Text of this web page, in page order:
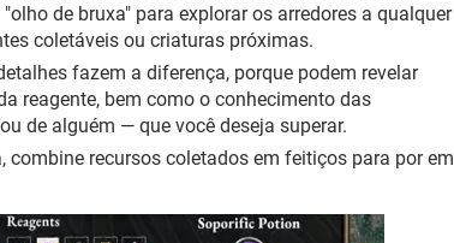
de bruxa" para explorar os arredores a qualquer
coletáveis ou criaturas próximas.
fazem a diferença, porque podem revelar
reagente, bem como o conhecimento das
de alguém — que você deseja superar.
combine recursos coletados em feitiços para por em